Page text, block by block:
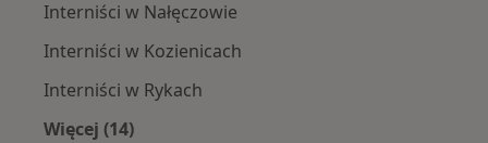
Interniści w Nałęczowie
Interniści w Kozienicach
Interniści w Rykach
Więcej (14)